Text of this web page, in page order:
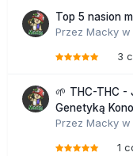
Top 5 nasion
Przez Macky w
3
🌱 THC-THC -
Genetyką
Przez Macky w
1